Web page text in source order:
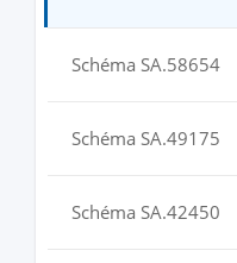
Schéma SA.58654
Schéma SA.49175
Schéma SA.42450